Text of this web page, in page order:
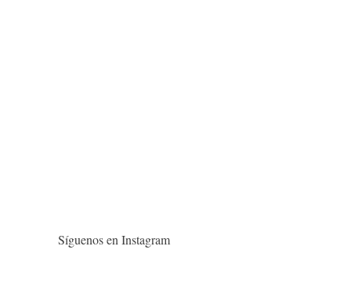
Síguenos en Instagram